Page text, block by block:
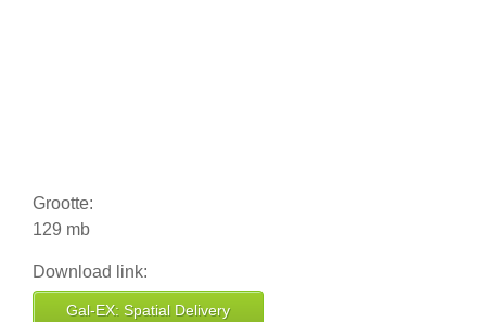
Grootte:
129 mb
Download link:
Gal-EX: Spatial Delivery